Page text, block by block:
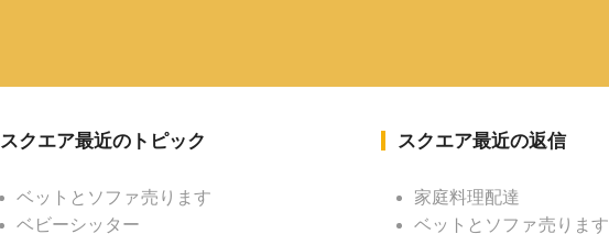
スクエア最近のトピック
ベットとソファ売ります
ベビーシッター
スクエア最近の返信
家庭料理配達
ベットとソファ売ります